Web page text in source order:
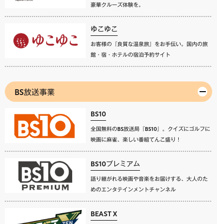
豪華クルーズ体験を。
ゆこゆこ
お客様の『良質な温泉旅』をお手伝い。国内の旅
館・宿・ホテルの宿泊予約サイト
BS放送事業
BS10
全国無料のBS放送局『BS10』。クイズにゴルフに
映画に麻雀、楽しい番組てんこ盛り！
BS10プレミアム
語り継がれる映画や音楽をお届けする、大人のた
めのエンタテインメントチャンネル
BEAST X